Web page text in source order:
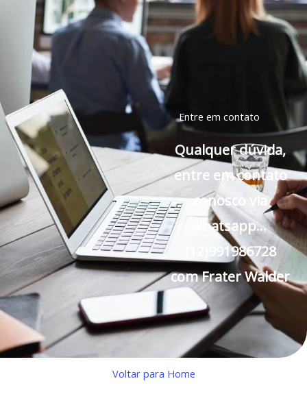
Entre em contato
Qualquer dúvida,
entre em contato
conosco via
whatsapp…
(12)991986728
com Frater Walder
Voltar para Home